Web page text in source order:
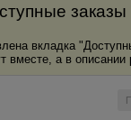
вкладка
вместе, а в